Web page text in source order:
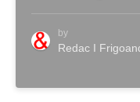
by
Redac I